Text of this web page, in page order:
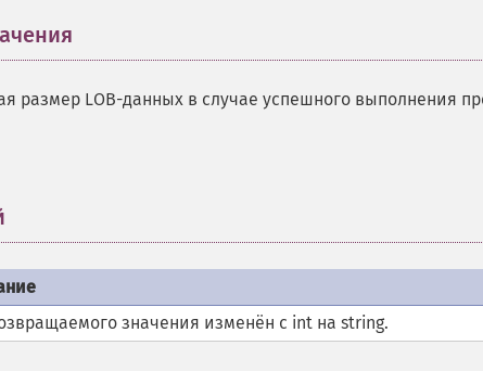
размер LOB-данных в случае успешного выполнения
значения изменён с int на string.